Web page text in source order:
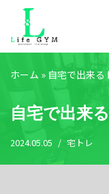
コ
ン
テ
ツ
へ
ス
ホーム » 自宅で出来る
自宅で出来
2024.05.05 宅トレ